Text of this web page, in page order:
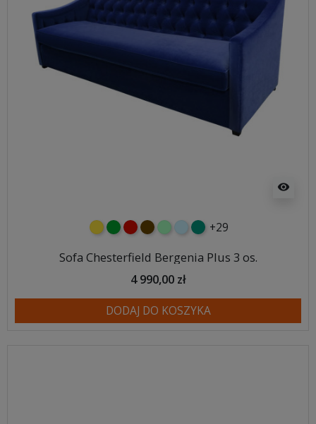
visibility
żółtyzielonyczerwony
czekoladowy
miętowybłękitny
turkusowy
+29
Sofa Chesterfield Bergenia Plus 3 os.
4 990,00 zł
DODAJ DO KOSZYKA